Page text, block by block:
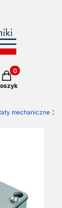
Produkty w
mechaniczne